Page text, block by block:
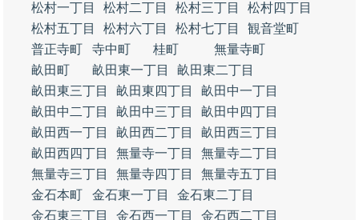
松村一丁目
松村二丁目 松村三丁目
松村四丁目
松村五丁目
松村六丁目 松村七丁目
観音堂町
普正寺町
寺中町 桂町
無量寺町
畝田町
畝田東一丁目
畝田東二丁目
畝田東三丁目
畝田東四丁目
畝田中一丁目
畝田中二丁目
畝田中三丁目
畝田中四丁目
畝田西一丁目
畝田西二丁目
畝田西三丁目
畝田西四丁目
無量寺一丁目
無量寺二丁目
無量寺三丁目
無量寺四丁目
無量寺五丁目
金石本町
金石東一丁目
金石東二丁目
金石東三丁目
金石西一丁目
金石西二丁目